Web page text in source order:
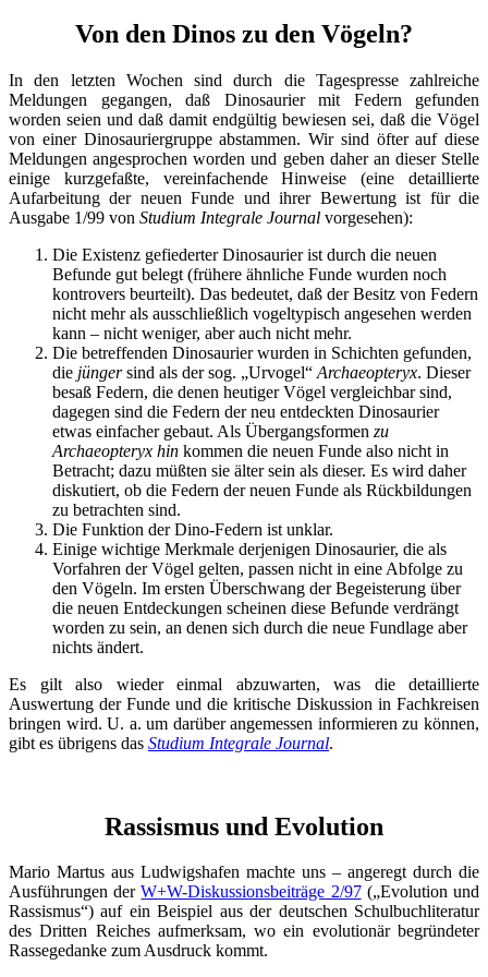
Von den Dinos zu den Vögeln?
In den letzten Wochen sind durch die Tagespresse zahlreiche
Meldungen gegangen, daß Dinosaurier mit Federn gefunden
worden seien und daß damit endgültig bewiesen sei, daß die Vögel
von einer Dinosauriergruppe abstammen. Wir sind öfter auf diese
Meldungen angesprochen worden und geben daher an dieser Stelle
einige kurzgefaßte, vereinfachende Hinweise (eine detaillierte
Aufarbeitung der neuen Funde und ihrer Bewertung ist für die
Ausgabe 1/99 von Studium Integrale Journal vorgesehen):
Die Existenz gefiederter Dinosaurier ist durch die neuen
Befunde gut belegt (frühere ähnliche Funde wurden noch
kontrovers beurteilt). Das bedeutet, daß der Besitz von Federn
nicht mehr als ausschließlich vogeltypisch angesehen werden
kann – nicht weniger, aber auch nicht mehr.
Die betreffenden Dinosaurier wurden in Schichten gefunden,
die jüngersind als der sog. „Urvogel“ Archaeopteryx. Dieser
besaß Federn, die denen heutiger Vögel vergleichbar sind,
dagegen sind die Federn der neu entdeckten Dinosaurier
etwas einfacher gebaut. Als Übergangsformen zu
Archaeopteryx hin kommen die neuen Funde also nicht in
Betracht; dazu müßten sie älter sein als dieser. Es wird daher
diskutiert, ob die Federn der neuen Funde als Rückbildungen
zu betrachten sind.
Die Funktion der Dino-Federn ist unklar.
Einige wichtige Merkmale derjenigen Dinosaurier, die als
Vorfahren der Vögel gelten, passen nicht in eine Abfolge zu
den Vögeln. Im ersten Überschwang der Begeisterung über
die neuen Entdeckungen scheinen diese Befunde verdrängt
worden zu sein, an denen sich durch die neue Fundlage aber
nichts ändert.
Es gilt also wieder einmal abzuwarten, was die detaillierte
Auswertung der Funde und die kritische Diskussion in Fachkreisen
bringen wird. U. a. um darüber angemessen informieren zu können,
gibt es übrigens das Studium Integrale Journal.
Rassismus und Evolution
Mario Martus aus Ludwigshafen machte uns – angeregt durch die
Ausführungen derW+W-Diskussionsbeiträge 2/97(„Evolution und
Rassismus“) auf ein Beispiel aus der deutschen Schulbuchliteratur
des Dritten Reiches aufmerksam, wo ein evolutionär begründeter
Rassegedanke zum Ausdruck kommt.